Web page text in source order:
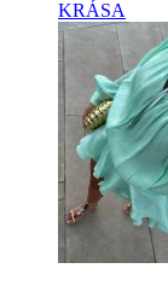
KRÁSA